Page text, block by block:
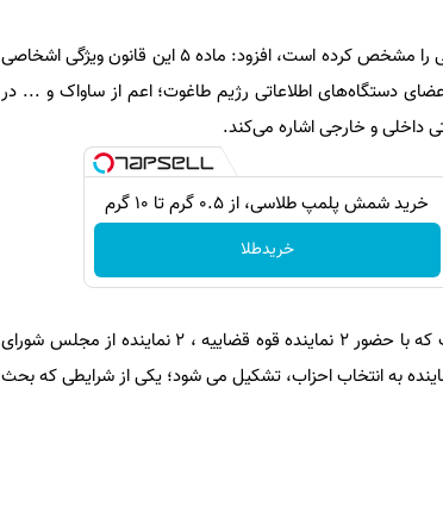
وی با اشاره به یکی دیگر از بندهای قانونی که در این مورد تکالیفی را مشخص کرده است، افزود: ماده ۵ این قانون ویژگی اشخاصی
دستگاه‌های اطلاعاتی رژیم طاغوت؛ اعم از ساواک و ... در
داخلی و خارجی اشاره می‌کند.
خرید شمش پلمپ طلاسی، از ۰.۵ گرم تا ۱۰ گرم
خریدطلا
مدیرکل سیاسی وزارت کشور گفت: در کمیسیون فراقوه ای احزاب که با حضور ۲ نماینده قوه قضاییه ، ۲ نماینده از مجلس شورای
یک نماینده از دولت (معاون سیاسی وزارت کشور) و ۲ نماینده به انتخاب احزاب، تشکیل می شود؛ یکی از شرایطی که بحث